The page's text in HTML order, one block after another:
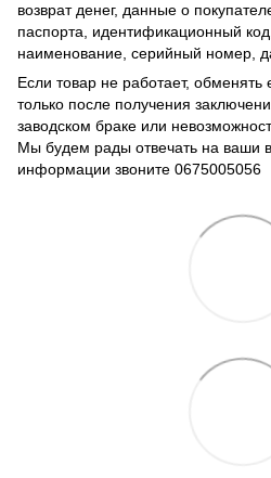
возврат денег, данные о
паспорта, идентификационный
наименование, серийный номер,
Если товар не работает, обменять
только после получения
заводском браке или
Мы будем рады отвечать на ваши
информации звоните 0675005056